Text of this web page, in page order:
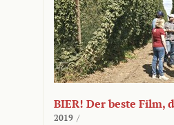
BIER! Der beste Film,
2019 /